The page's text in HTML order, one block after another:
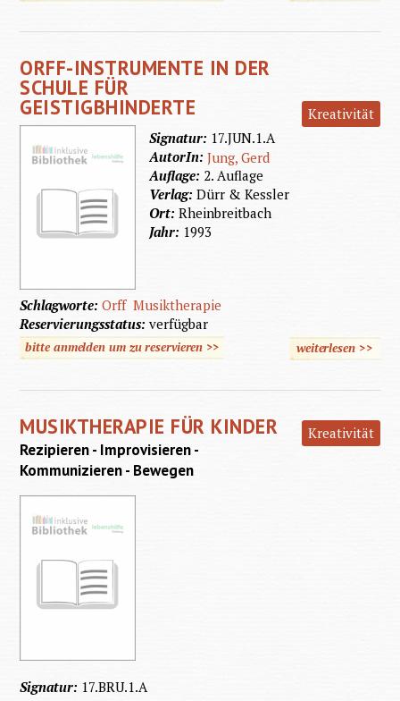
ORFF-INSTRUMENTE IN DER
SCHULE FÜR
GEISTIGBHINDERTE
Kreativität
Signatur: 17.JUN.1.A
AutorIn:Jung, Gerd
Auflage: 2. Auflage
Verlag:Dürr & Kessler
Ort:Rheinbreitbach
Jahr: 1993
Schlagworte:Orff Musiktherapie
Reservierungsstatus:verfügbar
bitte anmelden um zu reservieren >> weiterlesen>>
MUSIKTHERAPIE FÜR KINDER Kreativität
Rezipieren - Improvisieren -
Kommunizieren - Bewegen
Signatur: 17.BRU.1.A